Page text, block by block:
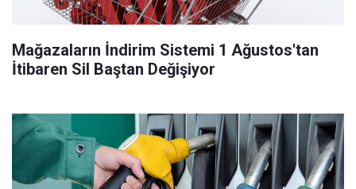
Mağazaların İndirim Sistemi 1 Ağustos'tan
İtibaren Sil Baştan Değişiyor